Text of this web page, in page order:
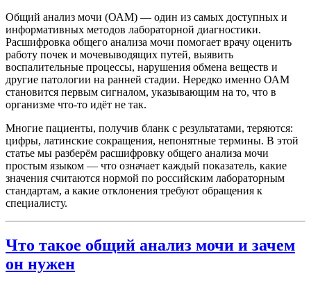
Общий анализ мочи (ОАМ) — один из самых доступных и
информативных методов лабораторной диагностики.
Расшифровка общего анализа мочи помогает врачу оценить
работу почек и мочевыводящих путей, выявить
воспалительные процессы, нарушения обмена веществ и
другие патологии на ранней стадии. Нередко именно ОАМ
становится первым сигналом, указывающим на то, что в
организме что-то идёт не так.
Многие пациенты, получив бланк с результатами, теряются:
цифры, латинские сокращения, непонятные термины. В этой
статье мы разберём расшифровку общего анализа мочи
простым языком — что означает каждый показатель, какие
значения считаются нормой по российским лабораторным
стандартам, а какие отклонения требуют обращения к
специалисту.
Что такое общий анализ мочи и зачем
он нужен